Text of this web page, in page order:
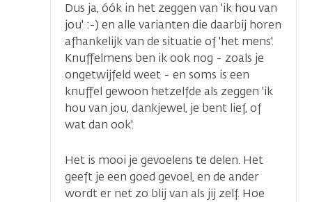
Dus ja, óók in het zeggen van 'ik hou van
jou' :-) en alle varianten die daarbij horen
afhankelijk van de situatie of 'het mens'.
Knuffelmens ben ik ook nog - zoals je
ongetwijfeld weet - en soms is een
knuffel gewoon hetzelfde als zeggen 'ik
hou van jou, dankjewel, je bent lief, of
wat dan ook'.
Het is mooi je gevoelens te delen. Het
geeft je een goed gevoel, en de ander
wordt er net zo blij van als jij zelf. Hoe